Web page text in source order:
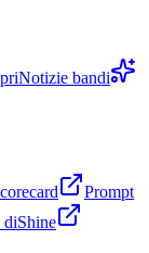
Notizie bandi
Prompt
diShine